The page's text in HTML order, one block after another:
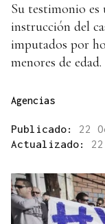
Su testimonio es
instrucción del
imputados por
menores de edad.
Agencias
Publicado: 22
Actualizado: